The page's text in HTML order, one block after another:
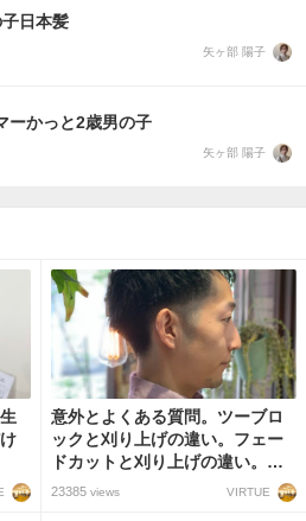
日本髪
矢ヶ部 陽子
ーかっと2歳男の子
矢ヶ部 陽子
意外とよくある質問。ツーブロ
ックと刈り上げの違い。フェー
ドカットと刈り上げの違い。イ
メージの共有できない失敗。
23385views VIRTUE